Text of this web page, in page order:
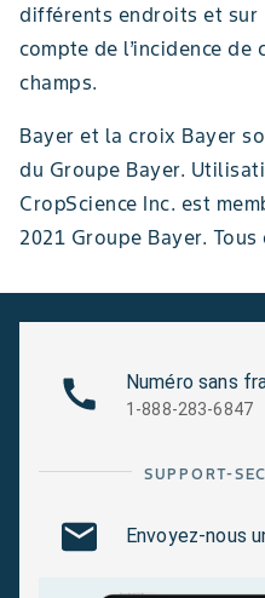
différents endroits et sur
compte de l’incidence
champs.
Bayer et la croix Bayer
du Groupe Bayer.
CropScience Inc. est
2021 Groupe Bayer.
Numéro sans
1-888-283-6847
SUPPORT-
Envoyez-nous